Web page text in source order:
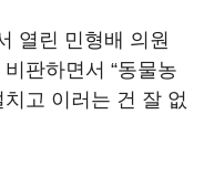
열린 민형배 의원
판하면서 “동물농
고 이러는 건 잘 없